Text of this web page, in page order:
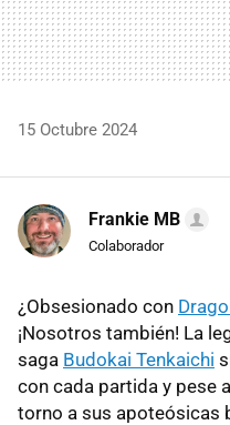
15 Octubre 2024
Frankie MB
Colaborador
¿Obsesionado con
¡Nosotros también! La
saga Budokai Tenkaichi
con cada partida y pese
torno a sus apoteósicas